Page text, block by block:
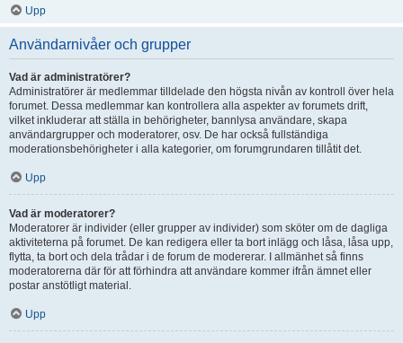
Upp
Användarnivåer och grupper
Vad är administratörer?
Administratörer är medlemmar tilldelade den högsta nivån av kontroll över hela
forumet. Dessa medlemmar kan kontrollera alla aspekter av forumets drift,
vilket inkluderar att ställa in behörigheter, bannlysa användare, skapa
användargrupper och moderatorer, osv. De har också fullständiga
moderationsbehörigheter i alla kategorier, om forumgrundaren tillåtit det.
Upp
Vad är moderatorer?
Moderatorer är individer (eller grupper av individer) som sköter om de dagliga
aktiviteterna på forumet. De kan redigera eller ta bort inlägg och låsa, låsa upp,
flytta, ta bort och dela trådar i de forum de modererar. I allmänhet så finns
moderatorerna där för att förhindra att användare kommer ifrån ämnet eller
postar anstötligt material.
Upp